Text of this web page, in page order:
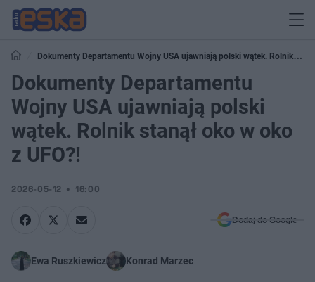
Dokumenty Departamentu Wojny USA ujawniają polski wątek. Rolnik
stanął oko w oko z UFO?!
Dokumenty Departamentu
Wojny USA ujawniają polski
wątek. Rolnik stanął oko w oko
z UFO?!
2026-05-12 16:00
Dodaj do Google
Ewa Ruszkiewicz Konrad Marzec